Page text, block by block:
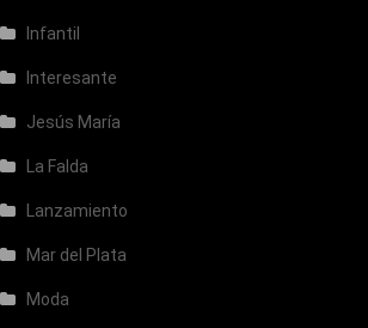
Infantil
Interesante
Jesús María
La Falda
Lanzamiento
Mar del Plata
Moda